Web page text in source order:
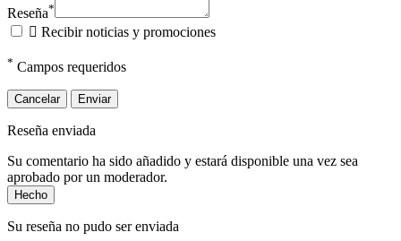
Reseña*
 Recibir noticias y promociones
* Campos requeridos
Cancelar Enviar
Reseña enviada
Su comentario ha sido añadido y estará disponible una vez sea
aprobado por un moderador.
Hecho
Su reseña no pudo ser enviada